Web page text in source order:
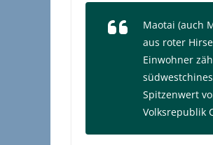
Maotai (auch
aus roter
Einwohner
Spitzenwert
Volksrepublik